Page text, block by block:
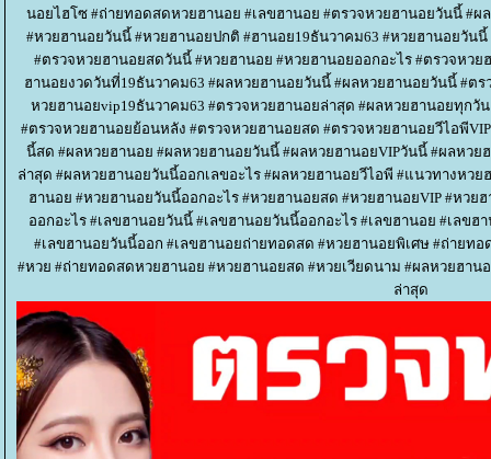
นอยไฮโซ #ถ่ายทอดสดหวยฮานอย #เลขฮานอย #ตรวจหวยฮานอยวันนี้ #
#หวยฮานอยวันนี้ #หวยฮานอยปกติ #ฮานอย19ธันวาคม63 #หวยฮานอยวัน
#ตรวจหวยฮานอยสดวันนี้ #หวยฮานอย #หวยฮานอยออกอะไร #ตรวจหว
ฮานอยงวดวันที่19ธันวาคม63 #ผลหวยฮานอยวันนี้ #ผลหวยฮานอยวันนี้ #ต
หวยฮานอยvip19ธันวาคม63 #ตรวจหวยฮานอยล่าสุด #ผลหวยฮานอยทุกวั
#ตรวจหวยฮานอยย้อนหลัง #ตรวจหวยฮานอยสด #ตรวจหวยฮานอยวีไอพี
นี้สด #ผลหวยฮานอย #ผลหวยฮานอยวันนี้ #ผลหวยฮานอยVIPวันนี้ #ผลหว
ล่าสุด #ผลหวยฮานอยวันนี้ออกเลขอะไร #ผลหวยฮานอยวีไอพี #แนวทางหว
ฮานอย #หวยฮานอยวันนี้ออกอะไร #หวยฮานอยสด #หวยฮานอยVIP #หว
ออกอะไร #เลขฮานอยวันนี้ #เลขฮานอยวันนี้ออกอะไร #เลขฮานอย #เลข
#เลขฮานอยวันนี้ออก #เลขฮานอยถ่ายทอดสด #หวยฮานอยพิเศษ #ถ่ายท
#หวย #ถ่ายทอดสดหวยฮานอย #หวยฮานอยสด #หวยเวียดนาม #ผลหวยฮา
ล่าสุด